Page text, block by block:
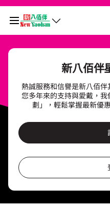
積分餘額
於undefined前需再多消費
undefined
查看積分
我的帳戶
個人資料與安全
新八佰伴
熱誠服務和信譽是新八佰
您多年來的支持與愛戴，
劃」，輕鬆掌握最新優